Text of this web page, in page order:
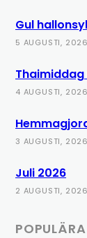
Gul
5 AUGUSTI, 2026
4 AUGUSTI, 2026
3 AUGUSTI, 2026
Juli 2026
2 AUGUSTI, 2026